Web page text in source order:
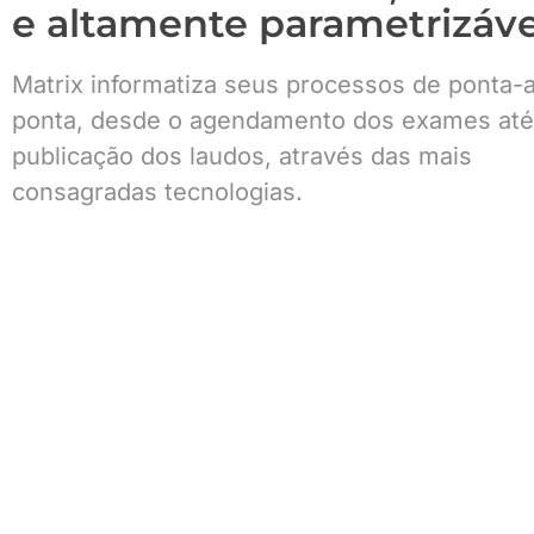
e altamente
Matrix informatiza seus processos de ponta-
ponta, desde o agendamento dos exames
publicação dos laudos, através das mais
consagradas tecnologias.